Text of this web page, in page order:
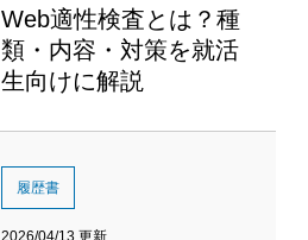
Web適性検査とは？種
類・内容・対策を就活
生向けに解説
履歴書
2026/04/13 更新